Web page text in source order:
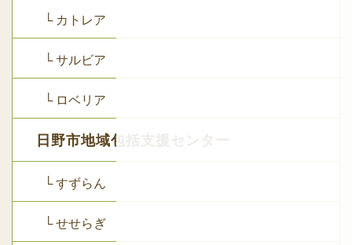
└ カトレア
└ サルビア
└ ロベリア
日野市地域包括支援センター
└ すずらん
└ せせらぎ